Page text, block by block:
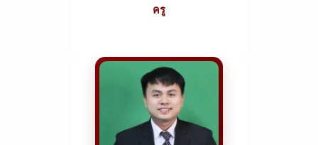
ครู